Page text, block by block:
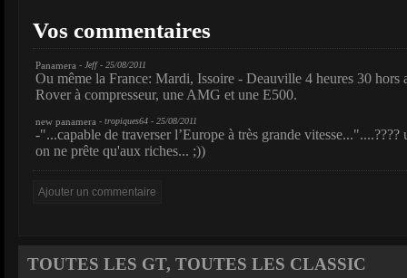
Vos commentaires
Panamera - Jeff - 25/08/2011
Ou même la France: Mardi, Issoire - Deauville 4 heures 30 hors
Rover à compresseur, une AMG et une E500.
new panamera - tropiques64 - 25/08/2011
-"...capable de traverser l’Europe à très grande
on ne prête qu'aux riches... ;))
TOUTES LES GT, TOUTES LES CLASSIC